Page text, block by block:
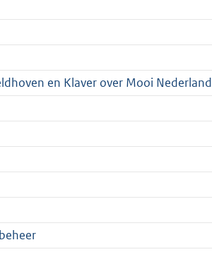
en Klaver over Mooi Nederland